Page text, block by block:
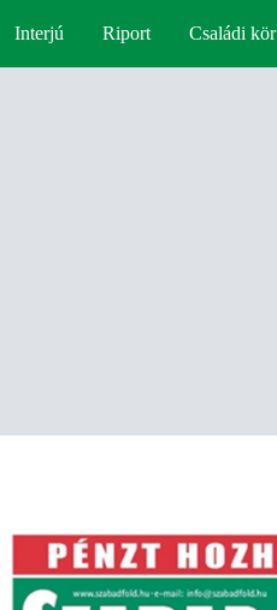
Interjú Riport Családi kör